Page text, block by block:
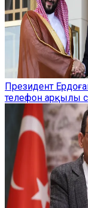
Президент
телефон арқылы